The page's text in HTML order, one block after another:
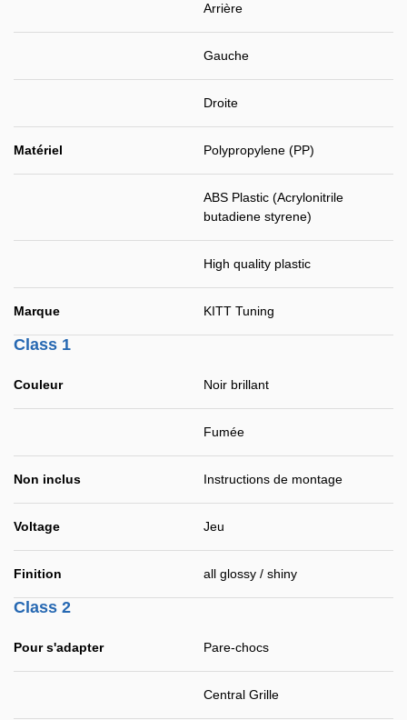
Arrière
Gauche
Droite
Matériel Polypropylene (PP)
ABS Plastic (Acrylonitrile
butadiene styrene)
High quality plastic
Marque KITT Tuning
Class 1
Couleur Noir brillant
Fumée
Non inclus Instructions de montage
Voltage Jeu
Finition all glossy / shiny
Class 2
Pour s'adapter Pare-chocs
Central Grille